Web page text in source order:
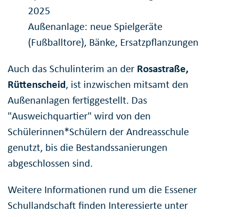
2025
Außenanlage: neue Spielgeräte
(Fußballtore), Bänke, Ersatzpflanzungen
Auch das Schulinterim an der Rosastraße,
Rüttenscheid, ist inzwischen mitsamt den
Außenanlagen fertiggestellt. Das
"Ausweichquartier" wird von den
Schülerinnen*Schülern der Andreasschule
genutzt, bis die Bestandssanierungen
abgeschlossen sind.
Weitere Informationen rund um die Essener
Schullandschaft finden Interessierte unter